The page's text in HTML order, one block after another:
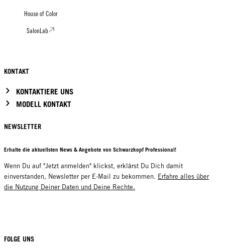
House of Color
SalonLab
KONTAKT
KONTAKTIERE UNS
MODELL KONTAKT
NEWSLETTER
Erhalte die aktuellsten News & Angebote von Schwarzkopf Professional!
Wenn Du auf "Jetzt anmelden" klickst, erklärst Du Dich damit
einverstanden, Newsletter per E-Mail zu bekommen. Erfahre alles über
die Nutzung Deiner Daten und Deine Rechte.
FOLGE UNS